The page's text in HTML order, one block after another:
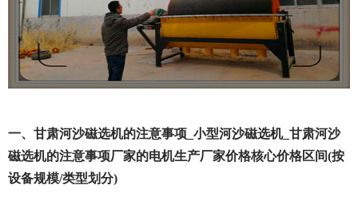
一、甘肃河沙磁选机的注意事项_小型河沙磁选机_甘肃河沙
磁选机的注意事项厂家的电机生产厂家价格核心价格区间(按
设备规模/类型划分)